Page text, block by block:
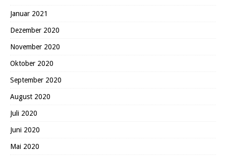
Januar 2021
Dezember 2020
November 2020
Oktober 2020
September 2020
August 2020
Juli 2020
Juni 2020
Mai 2020